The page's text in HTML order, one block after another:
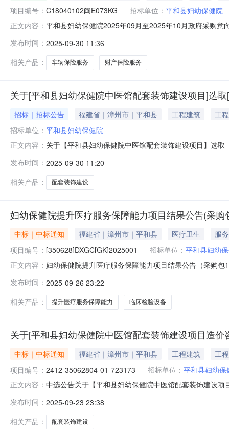
项目编号： C18040102闽E073KG 招标单位： 平和县妇幼保健院
正文内容： 平和县妇幼保健院2025年09月至2025年10月政府采购
况：采购内容:财产保险服务采购数量:1.0000项主要功能
发布时间： 2025-09-30 11:36
相关产品：
车辆保险服务 财产保险服务
关于[平和县妇幼保健院中医馆配套装饰建设项目]选
招标｜招标公告 福建省｜漳州市｜平和县 工程建筑
工程
招标单位： 平和县妇幼保健院
正文内容： 关于【平和县妇幼保健院中医馆配套装饰建设项目】选
事项：工程造价咨询服务时限：中选人收到中选确认书
发布时间： 2025-09-30 11:20
相关产品：
配套装饰建设
妇幼保健院提升医疗服务保障能力项目结果公告(采购
中标｜中标通知 福建省｜漳州市｜平和县 医疗卫生
服务
项目编号： [350628]DXGC[GK]2025001 招标单位： 平和县妇幼
正文内容： 妇幼保健院提升医疗服务保障能力项目结果公告（采购
州市喆康商贸有限公司）品目号品目编号及品目名称采
发布时间： 2025-09-26 23:22
相关产品：
提升医疗服务保障能力 临床检验设备
关于[平和县妇幼保健院中医馆配套装饰建设项目造
中标｜中标通知 福建省｜漳州市｜平和县 工程建筑
工程
项目编号： 2412-35062804-01-723173 招标单位： 平和县妇幼保
正文内容： 中选公告关于【平和县妇幼保健院中医馆配套装饰建设
723173联系人名称：黄跃平选中中介日期：2025-09-
发布时间： 2025-09-23 23:38
相关产品：
配套装饰建设